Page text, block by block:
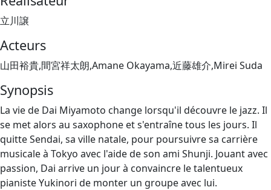
立川譲
Acteurs
山田裕貴,間宮祥太朗,Amane Okayama,近藤雄介,Mirei Suda
Synopsis
La vie de Dai Miyamoto change lorsqu'il découvre le jazz. Il
se met alors au saxophone et s'entraîne tous les jours. Il
quitte Sendai, sa ville natale, pour poursuivre sa carrière
musicale à Tokyo avec l'aide de son ami Shunji. Jouant avec
passion, Dai arrive un jour à convaincre le talentueux
pianiste Yukinori de monter un groupe avec lui.